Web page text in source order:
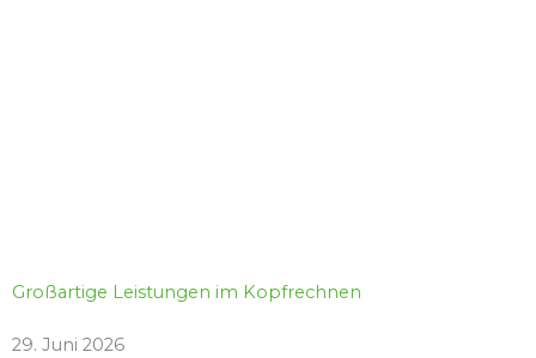
Großartige Leistungen im Kopfrechnen
29. Juni 2026